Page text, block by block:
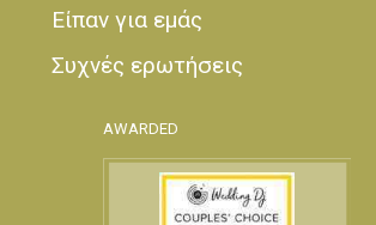
Είπαν για εμάς
Συχνές ερωτήσεις
AWARDED